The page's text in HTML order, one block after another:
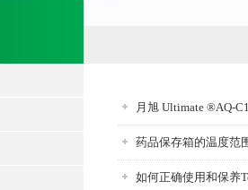
月旭 Ultimate ®AQ-
药品保存箱的温度范
如何正确使用和保养